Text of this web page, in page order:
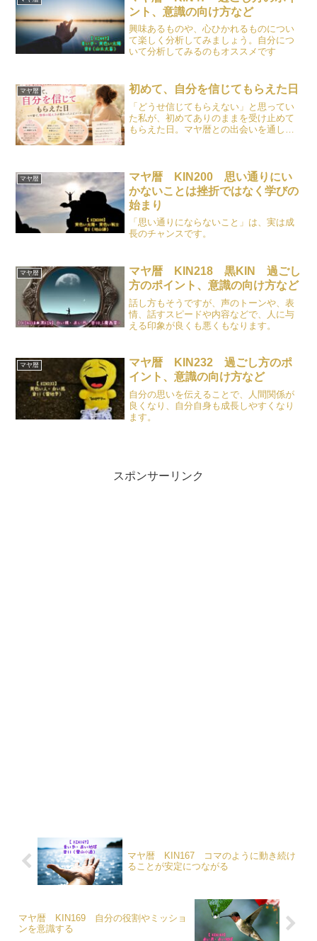
ント、意識の向け方など
興味あるものや、心ひかれるものについ
て楽しく分析してみましょう。自分につ
いて分析してみるのもオススメです
マヤ暦 初めて、自分を信じてもらえた日
「どうせ信じてもらえない」と思ってい
た私が、初めてありのままを受け止めて
もらえた日。マヤ暦との出会いを通し
マヤ暦
マヤ暦 KIN200 思い通りにい
かないことは挫折ではなく学びの
始まり
「思い通りにならないこと」は、実は成
長のチャンスです。
マヤ暦
マヤ暦 KIN218 黒KIN 過ごし
方のポイント、意識の向け方など
話し方もそうですが、声のトーンや、表
情、話すスピードや内容などで、人に与
える印象が良くも悪くもなります。
マヤ暦
マヤ暦 KIN232 過ごし方のポ
イント、意識の向け方など
自分の思いを伝えることで、人間関係が
良くなり、自分自身も成長しやすくなり
ます。
スポンサーリンク
マヤ暦 KIN167 コマのように動き続け
ることが安定につながる
マヤ暦 KIN169 自分の役割やミッショ
ンを意識する